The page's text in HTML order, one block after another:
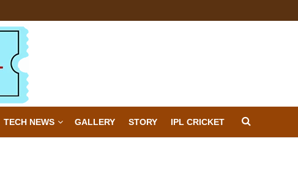
TECH NEWS GALLERY STORY IPL CRICKET